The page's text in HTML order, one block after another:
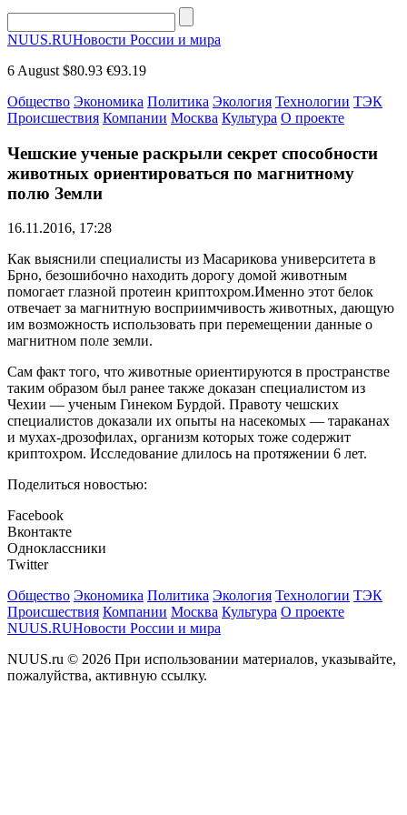
NUUS.RUНовости России и мира
6 August $80.93 €93.19
Общество Экономика Политика Экология Технологии ТЭК
Происшествия Компании Москва Культура О проекте
Чешские ученые раскрыли секрет способности
животных ориентироваться по магнитному
полю Земли
16.11.2016, 17:28
Как выяснили специалисты из Масарикова университета в
Брно, безошибочно находить дорогу домой животным
помогает глазной протеин криптохром.Именно этот белок
отвечает за магнитную восприимчивость животных, дающую
им возможность использовать при перемещении данные о
магнитном поле земли.
Сам факт того, что животные ориентируются в пространстве
таким образом был ранее также доказан специалистом из
Чехии — ученым Гинеком Бурдой. Правоту чешских
специалистов доказали их опыты на насекомых — тараканах
и мухах-дрозофилах, организм которых тоже содержит
криптохром. Исследование длилось на протяжении 6 лет.
Поделиться новостью:
Facebook
Вконтакте
Одноклассники
Twitter
Общество Экономика Политика Экология Технологии ТЭК
Происшествия Компании Москва Культура О проекте
NUUS.RUНовости России и мира
NUUS.ru © 2026 При использовании материалов, указывайте,
пожалуйства, активную ссылку.